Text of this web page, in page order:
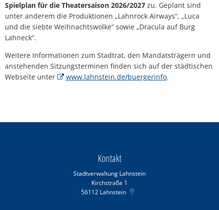
Spielplan für die Theatersaison 2026/2027 zu. Geplant sind
unter anderem die Produktionen „Lahnrock Airways“, „Luca
und die siebte Weihnachtswolke“ sowie „Dracula auf Burg
Lahneck“.
Weitere Informationen zum Stadtrat, den Mandatsträgern und
anstehenden Sitzungsterminen finden sich auf der städtischen
Webseite unter
www.lahnstein.de/buergerinfo.
Kontakt
Stadtverwaltung Lahnstein
Kirchstraße 1
56112 Lahnstein